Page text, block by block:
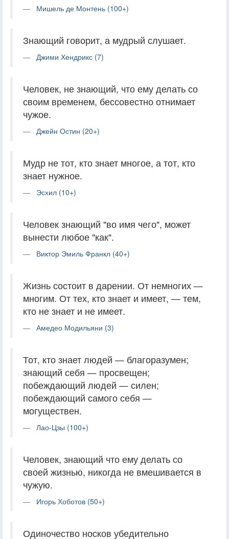
Мишель де Монтень (100+)
Знающий говорит, а мудрый слушает.
Джими Хендрикс (7)
Человек, не знающий, что ему делать со
своим временем, бессовестно отнимает
чужое.
Джейн Остин (20+)
Мудр не тот, кто знает многое, а тот, кто
знает нужное.
Эсхил (10+)
Человек знающий "во имя чего", может
вынести любое "как".
Виктор Эмиль Франкл (40+)
Жизнь состоит в дарении. От немногих —
многим. От тех, кто знает и имеет, — тем,
кто не знает и не имеет.
Амедео Модильяни (3)
Тот, кто знает людей — благоразумен;
знающий себя — просвещен;
побеждающий людей — силен;
побеждающий самого себя —
могуществен.
Лао-Цзы (100+)
Человек, знающий что ему делать со
своей жизнью, никогда не вмешивается в
чужую.
Игорь Хоботов (50+)
Одиночество носков убедительно